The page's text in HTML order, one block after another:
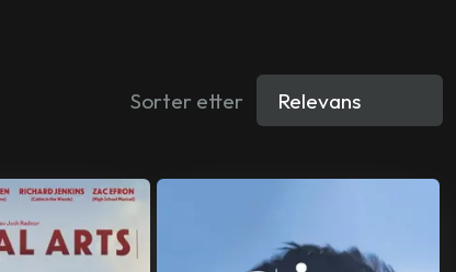
Sorter etter